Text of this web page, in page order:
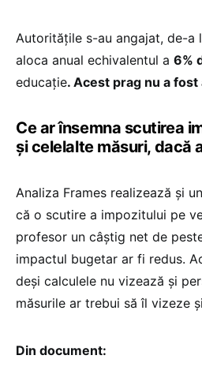
Autoritățile s-au angajat, de-a
aloca anual echivalentul a 6%
educație. Acest prag nu a
Ce ar însemna scutirea
și celelalte măsuri, dacă
Analiza Frames realizează și
că o scutire a impozitului pe
profesor un câștig net de
impactul bugetar ar fi redus.
deși calculele nu vizează și
măsurile ar trebui să îl vizeze
Din document: